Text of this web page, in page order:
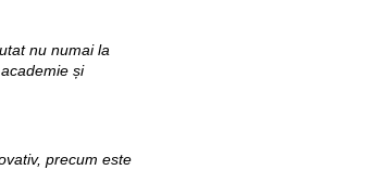
nu numai la
și
precum este